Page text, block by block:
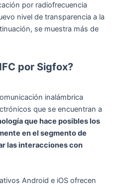
por radiofrecuencia
nivel de transparencia a la
se muestra más de
por Sigfox?
inalámbrica
que se encuentran a
que hace posibles los
en el segmento de
las interacciones con
Android e iOS ofrecen